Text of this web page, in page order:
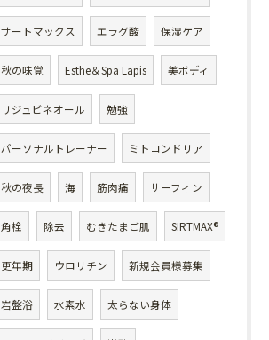
サートマックス エラグ酸 保湿ケア
秋の味覚 Esthe＆Spa Lapis 美ボディ
リジュビネオール 勉強
パーソナルトレーナー ミトコンドリア
秋の夜長 海 筋肉痛 サーフィン
角栓 除去 むきたまご肌 SIRTMAX®
更年期 ウロリチン 新規会員様募集
岩盤浴 水素水 太らない身体